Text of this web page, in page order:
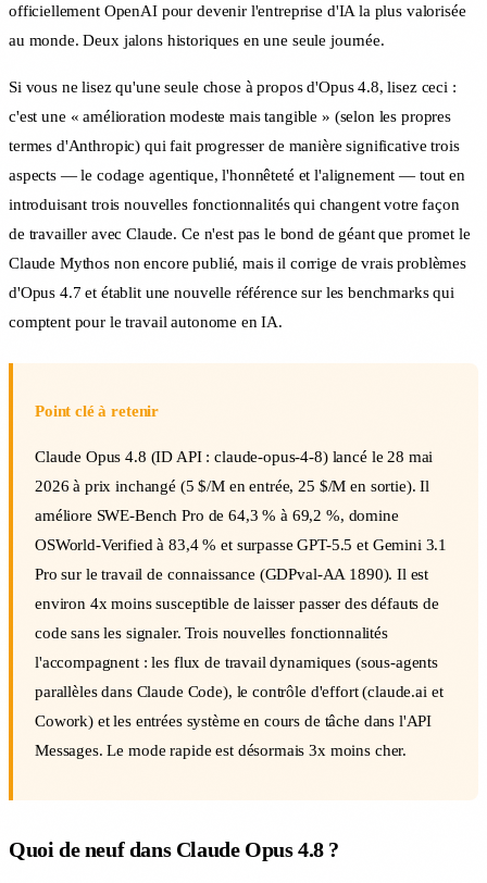
officiellement OpenAI pour devenir l'entreprise d'IA la plus valorisée
au monde. Deux jalons historiques en une seule journée.
Si vous ne lisez qu'une seule chose à propos d'Opus 4.8, lisez ceci :
c'est une « amélioration modeste mais tangible » (selon les propres
termes d'Anthropic) qui fait progresser de manière significative trois
aspects — le codage agentique, l'honnêteté et l'alignement — tout en
introduisant trois nouvelles fonctionnalités qui changent votre façon
de travailler avec Claude. Ce n'est pas le bond de géant que promet le
Claude Mythos non encore publié, mais il corrige de vrais problèmes
d'Opus 4.7 et établit une nouvelle référence sur les benchmarks qui
comptent pour le travail autonome en IA.
Point clé à retenir
Claude Opus 4.8 (ID API : claude-opus-4-8) lancé le 28 mai
2026 à prix inchangé (5 $/M en entrée, 25 $/M en sortie). Il
améliore SWE-Bench Pro de 64,3 % à 69,2 %, domine
OSWorld-Verified à 83,4 % et surpasse GPT-5.5 et Gemini 3.1
Pro sur le travail de connaissance (GDPval-AA 1890). Il est
environ 4x moins susceptible de laisser passer des défauts de
code sans les signaler. Trois nouvelles fonctionnalités
l'accompagnent : les flux de travail dynamiques (sous-agents
parallèles dans Claude Code), le contrôle d'effort (claude.ai et
Cowork) et les entrées système en cours de tâche dans l'API
Messages. Le mode rapide est désormais 3x moins cher.
Quoi de neuf dans Claude Opus 4.8 ?